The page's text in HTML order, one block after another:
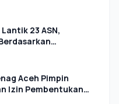
23 ASN,
Aceh Pimpin
Izin Pembentukan